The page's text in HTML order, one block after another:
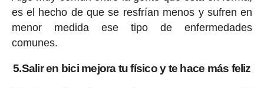
es el hecho de que se resfrían menos y sufren en
menor medida ese tipo de enfermedades
comunes.
5.Salir en bici mejora tu físico y te hace más feliz